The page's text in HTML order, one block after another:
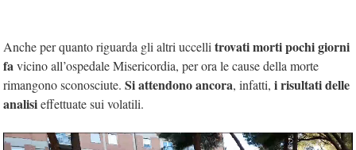
Anche per quanto riguarda gli altri uccelli trovati morti pochi giorni
favicino all’ospedale Misericordia, per ora le cause della morte
rimangono sconosciute. Si attendono ancora, infatti, i risultati delle
analisieffettuate sui volatili.
Video